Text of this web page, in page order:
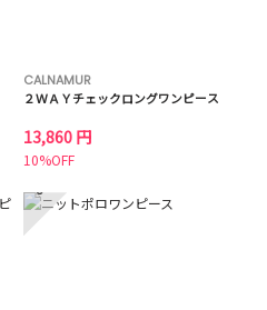
CALNAMUR
２ＷＡＹチェックロングワンピース
13,860 円
10%OFF
8